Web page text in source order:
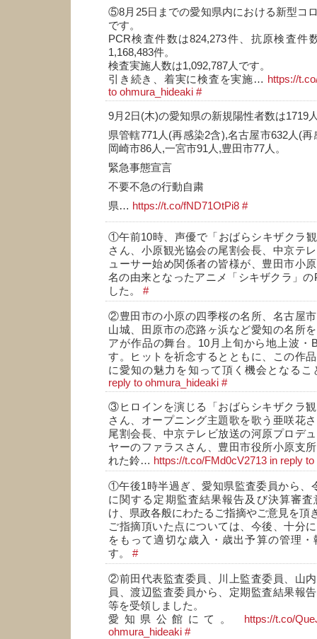
⑤8月25日までの愛知県内における新型コ
です。
PCR検査件数は824,273件、抗原検査件
1,168,483件。
検査実施人数は1,092,787人です。
引き続き、着実に検査を実施… https://
to ohmura_hideaki #
9月2日(木)の愛知県の新規陽性者数は1719
県管轄771人(再感染2含),名古屋市632人(
岡崎市86人,一宮市91人,豊田市77人。
緊急事態宣言
不要不急の行動自粛
県… https://t.co/fND71OtPi8 #
①午前10時、声優で「おばらシキザクラ
さん、小原観光協会の尾割会長、中京テ
ューサー始め関係者の皆様が、豊田市小
名の由来となったアニメ「シキザクラ」
した。 #
②豊田市の小原の四季桜の名所、名古屋
山城、田原市の恋路ヶ浜など愛知の名所
アが作品の舞台。10月上旬から地上波・
す。ヒットを祈念するとともに、この作
に愛知の魅力を知って頂く機会となる
reply to ohmura_hideaki #
③ヒロインを演じる「おばらシキザクラ
さん、オープニング主題歌を歌う亜咲花
尾割会長、中京テレビ放送の河原プロデ
ヤーのファラスさん、豊田市役所小原支
れた鈴… https://t.co/FMd0cV2713 in reply
①午後1時半過ぎ、愛知県監査委員から、
に関する定期監査結果報告及び決算審
け、県政各般にわたるご指摘やご意見を頂
ご指摘頂いた点については、今後、十分
をもって適切な歳入・歳出予算の管理
す。 #
②前田代表監査委員、川上監査委員、山
員、渡辺監査委員から、定期監査結果報
等を受領しました。
愛知県公館にて。
https://t.co/
ohmura_hideaki #